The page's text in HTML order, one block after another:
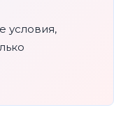
условия,